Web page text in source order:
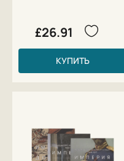
£26.91
КУПИТЬ